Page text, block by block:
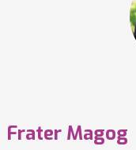
Frater Magog